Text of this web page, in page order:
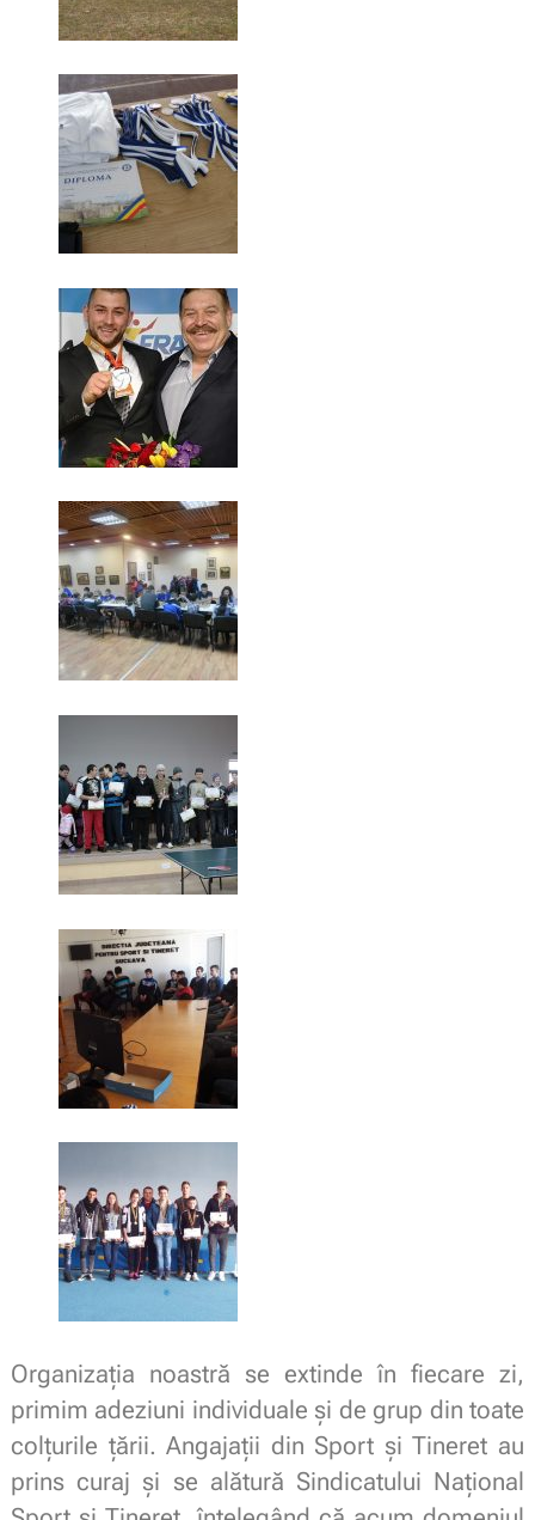
Organizaţia noastră se extinde în fiecare zi,
primim adeziuni individuale şi de grup din toate
colţurile ţării. Angajaţii din Sport şi Tineret au
prins curaj şi se alătură Sindicatului Naţional